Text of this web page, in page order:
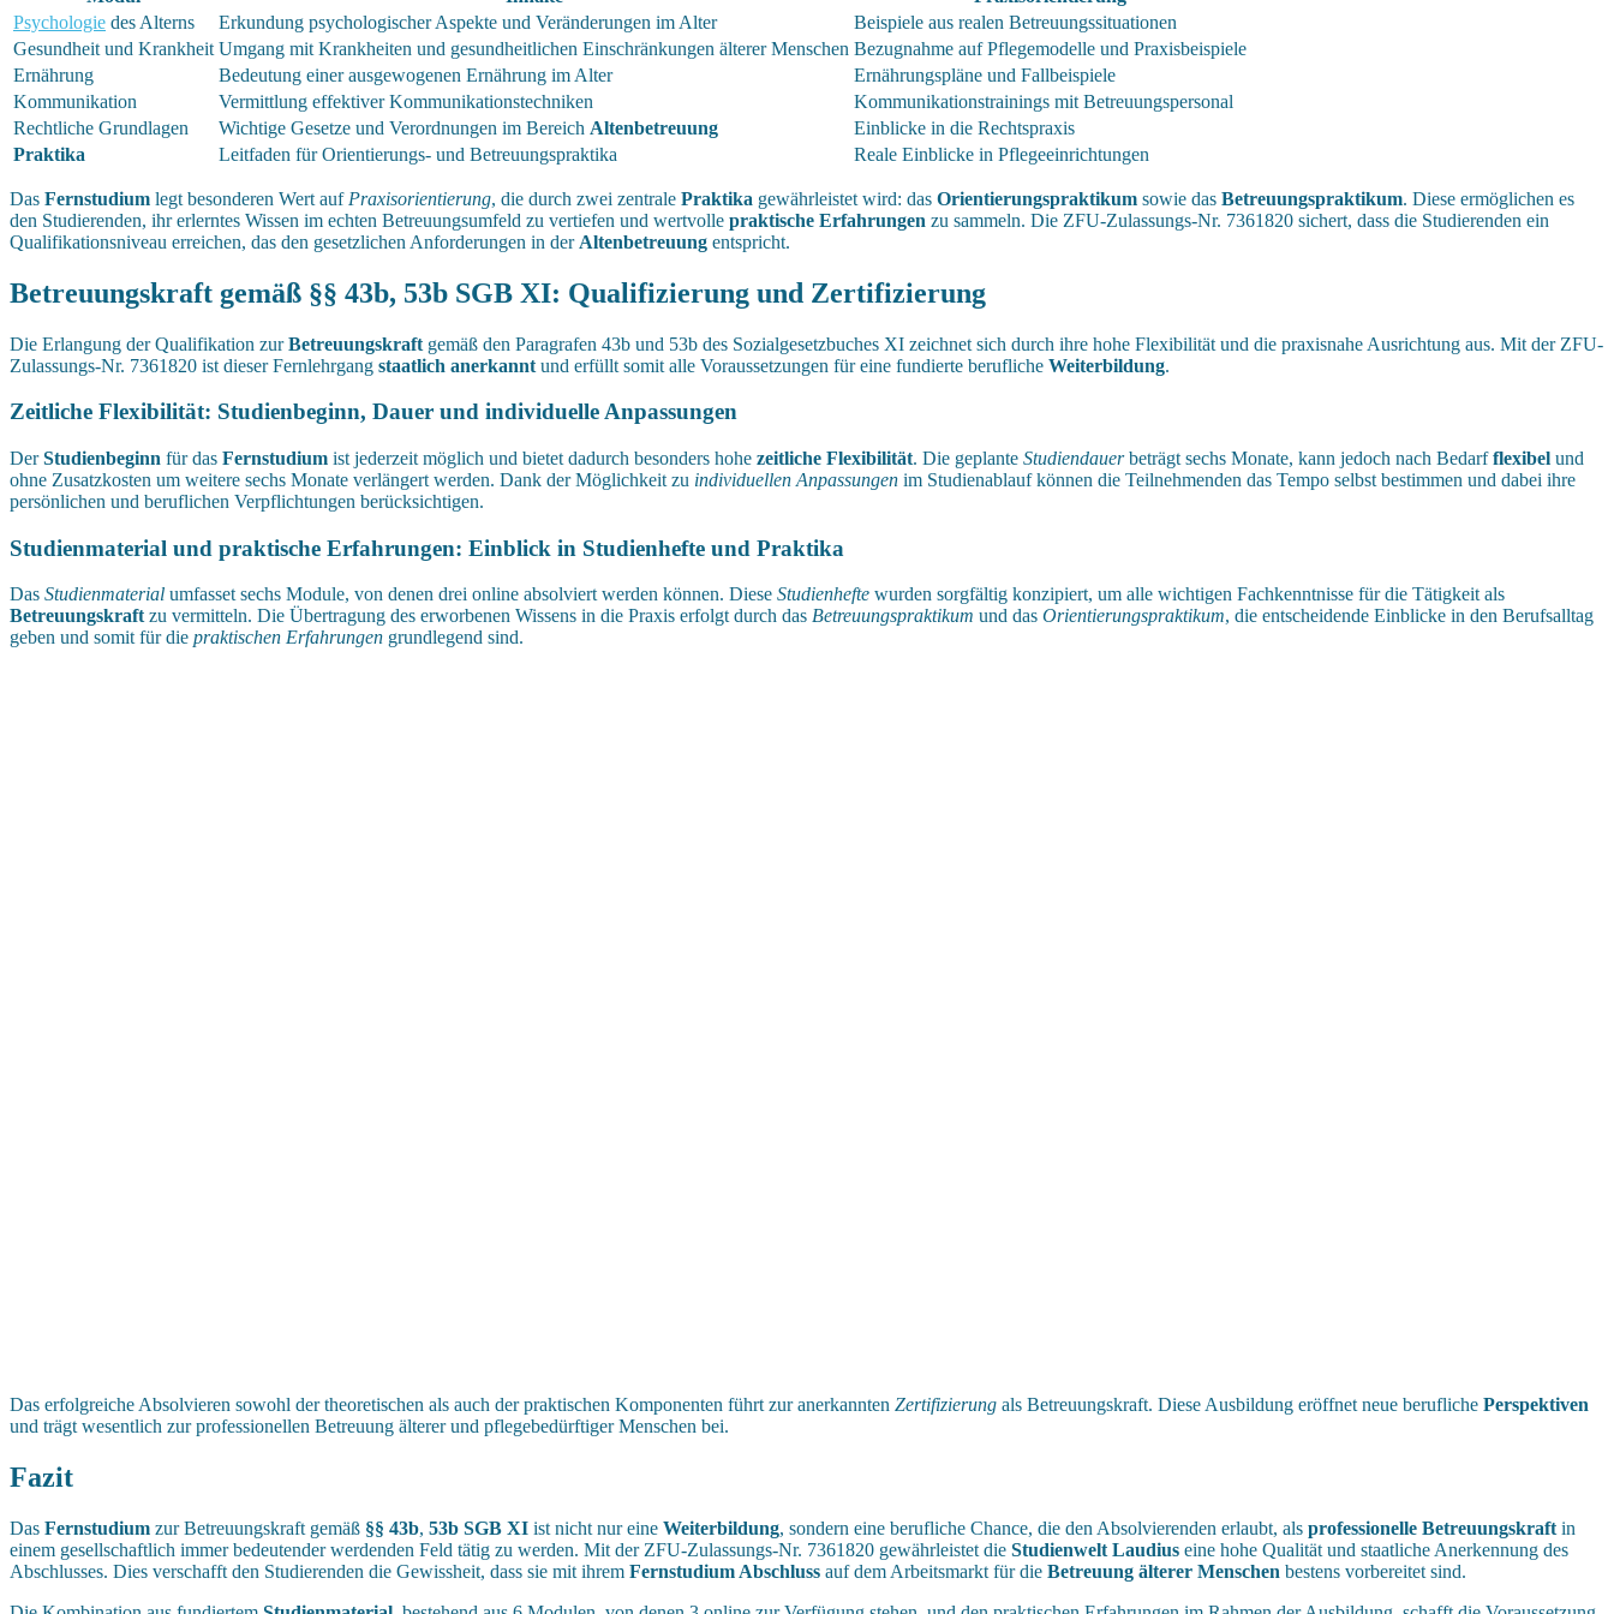
Psychologie des Alterns Erkundung psychologischer Aspekte und Veränderungen im Alter
Beispiele aus realen Betreuungssituationen
Gesundheit und Krankheit Umgang mit Krankheiten und gesundheitlichen Einschränkungen älterer Menschen Bezugnahme auf Pflegemodelle und Praxisbeispiele
Ernährung
Bedeutung einer ausgewogenen Ernährung im Alter
Ernährungspläne und Fallbeispiele
Kommunikation
Vermittlung effektiver Kommunikationstechniken
Kommunikationstrainings mit Betreuungspersonal
Rechtliche Grundlagen
Wichtige Gesetze und Verordnungen im Bereich Altenbetreuung
Einblicke in die Rechtspraxis
Praktika
Leitfaden für Orientierungs- und Betreuungspraktika Reale Einblicke in Pflegeeinrichtungen
Das Fernstudium legt besonderen Wert auf Praxisorientierung, die durch zwei zentrale Praktika gewährleistet wird: das Orientierungspraktikum sowie das Betreuungspraktikum. Diese ermöglichen es
den Studierenden, ihr erlerntes Wissen im echten Betreuungsumfeld zu vertiefen und wertvolle praktische Erfahrungen zu sammeln. Die ZFU-Zulassungs-Nr. 7361820 sichert, dass die Studierenden ein
Qualifikationsniveau erreichen, das den gesetzlichen Anforderungen in der Altenbetreuung entspricht.
Betreuungskraft gemäß §§ 43b, 53b SGB XI: Qualifizierung und Zertifizierung
Die Erlangung der Qualifikation zurBetreuungskraft gemäß den Paragrafen 43b und 53b des Sozialgesetzbuches XI zeichnet sich durch ihre hohe Flexibilität und die praxisnahe Ausrichtung aus. Mit der ZFU-
Zulassungs-Nr. 7361820 ist dieser Fernlehrgang staatlich anerkannt und erfüllt somit alle Voraussetzungen für eine fundierte berufliche Weiterbildung.
Zeitliche Flexibilität: Studienbeginn, Dauer und individuelle Anpassungen
DerStudienbeginn für das Fernstudium ist jederzeit möglich und bietet dadurch besonders hohe zeitliche Flexibilität. Die geplante Studiendauerbeträgt sechs Monate, kann jedoch nach Bedarfflexibel und
ohne Zusatzkosten um weitere sechs Monate verlängert werden. Dank der Möglichkeit zu individuellen Anpassungen im Studienablauf können die Teilnehmenden das Tempo selbst bestimmen und dabei ihre
persönlichen und beruflichen Verpflichtungen berücksichtigen.
Studienmaterial und praktische Erfahrungen: Einblick in Studienhefte und Praktika
Das Studienmaterial umfasset sechs Module, von denen drei online absolviert werden können. Diese Studienhefte wurden sorgfältig konzipiert, um alle wichtigen Fachkenntnisse für die Tätigkeit als
Betreuungskraft zu vermitteln. Die Übertragung des erworbenen Wissens in die Praxis erfolgt durch das Betreuungspraktikum und das Orientierungspraktikum, die entscheidende Einblicke in den Berufsalltag
geben und somit für die praktischen Erfahrungen grundlegend sind.
Das erfolgreiche Absolvieren sowohl der theoretischen als auch der praktischen Komponenten führt zur anerkannten Zertifizierung als Betreuungskraft. Diese Ausbildung eröffnet neue berufliche Perspektiven
und trägt wesentlich zur professionellen Betreuung älterer und pflegebedürftiger Menschen bei.
Fazit
Das Fernstudium zur Betreuungskraft gemäß §§ 43b, 53b SGB XI ist nicht nur eine Weiterbildung, sondern eine berufliche Chance, die den Absolvierenden erlaubt, als professionelle Betreuungskraft in
einem gesellschaftlich immer bedeutender werdenden Feld tätig zu werden. Mit der ZFU-Zulassungs-Nr. 7361820 gewährleistet die Studienwelt Laudius eine hohe Qualität und staatliche Anerkennung des
Abschlusses. Dies verschafft den Studierenden die Gewissheit, dass sie mit ihrem Fernstudium Abschluss auf dem Arbeitsmarkt für die Betreuung älterer Menschen bestens vorbereitet sind.